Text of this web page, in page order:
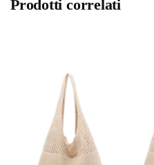
Prodotti correlati